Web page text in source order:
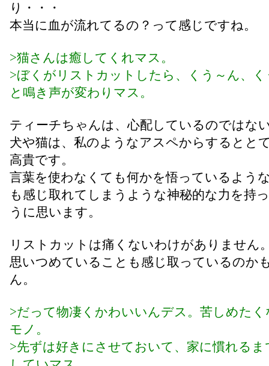
り・・・
本当に血が流れてるの？って感じですね。
>猫さんは癒してくれマス。
>ぼくがリストカットしたら、くう～ん、
と鳴き声が変わりマス。
ティーチちゃんは、心配しているのではな
犬や猫は、私のようなアスペからするとと
高貴です。
言葉を使わなくても何かを悟っているよう
も感じ取れてしまうような神秘的な力を持
うに思います。
リストカットは痛くないわけがありません
思いつめていることも感じ取っているのか
ん。
>だって物凄くかわいいんデス。苦しめた
モノ。
>先ずは好きにさせておいて、家に慣れる